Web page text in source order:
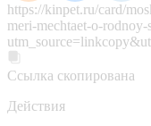
https://kinpet.ru/card/
meri-mechtaet-o-
Ссылка скопирована
Действия